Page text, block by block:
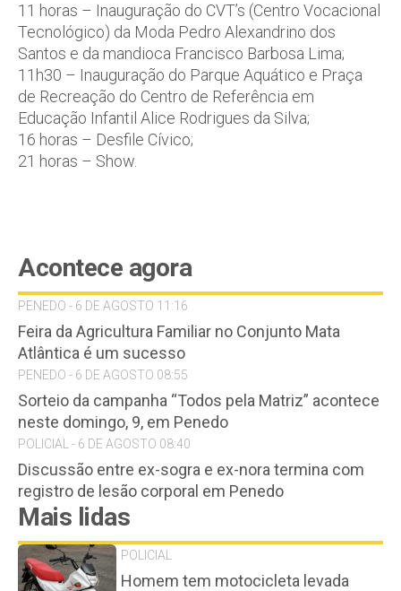
11 horas – Inauguração do CVT’s (Centro Vocacional
Tecnológico) da Moda Pedro Alexandrino dos
Santos e da mandioca Francisco Barbosa Lima;
11h30 – Inauguração do Parque Aquático e Praça
de Recreação do Centro de Referência em
Educação Infantil Alice Rodrigues da Silva;
16 horas – Desfile Cívico;
21 horas – Show.
Acontece agora
PENEDO - 6 DE AGOSTO 11:16
Feira da Agricultura Familiar no Conjunto Mata
Atlântica é um sucesso
PENEDO - 6 DE AGOSTO 08:55
Sorteio da campanha “Todos pela Matriz” acontece
neste domingo, 9, em Penedo
POLICIAL - 6 DE AGOSTO 08:40
Discussão entre ex-sogra e ex-nora termina com
registro de lesão corporal em Penedo
Mais lidas
POLICIAL
Homem tem motocicleta levada